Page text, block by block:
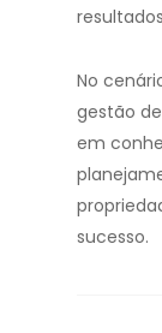
No
gestão
em
sucesso.